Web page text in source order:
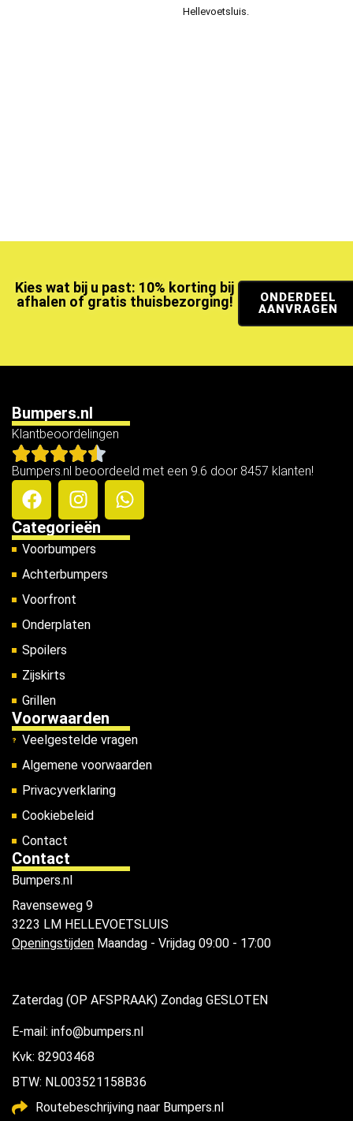
Hellevoetsluis.
Kies wat bij u past: 10% korting bij
afhalen of gratis thuisbezorging!
ONDERDEEL
AANVRAGEN
Bumpers.nl
Klantbeoordelingen
Bumpers.nl beoordeeld met een 9.6 door 8457 klanten!
Categorieën
Voorbumpers
Achterbumpers
Voorfront
Onderplaten
Spoilers
Zijskirts
Grillen
Voorwaarden
Veelgestelde vragen
Algemene voorwaarden
Privacyverklaring
Cookiebeleid
Contact
Contact
Bumpers.nl
Ravenseweg 9
3223 LM HELLEVOETSLUIS
Openingstijden Maandag - Vrijdag 09:00 - 17:00
Zaterdag (OP AFSPRAAK) Zondag GESLOTEN
E-mail: info@bumpers.nl
Kvk: 82903468
BTW: NL003521158B36
Routebeschrijving naar Bumpers.nl